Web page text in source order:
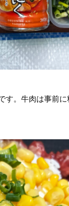
。牛肉は事前